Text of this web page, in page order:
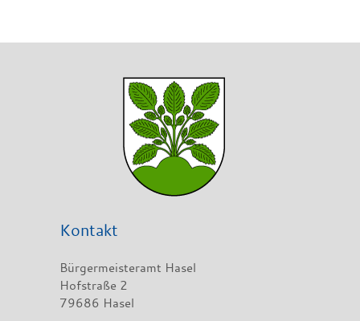
Kontakt
Bürgermeisteramt Hasel
Hofstraße 2
79686 Hasel